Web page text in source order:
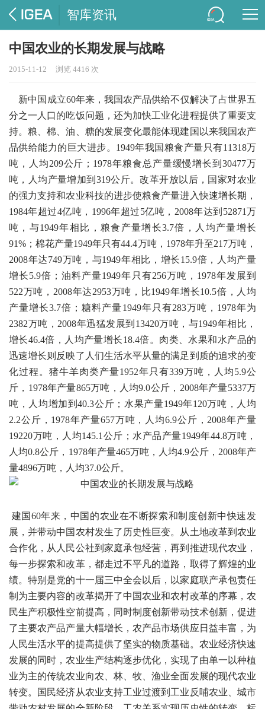
智库资讯
中国农业的长期发展与战略
2015-11-12 浏览 4416 次
新中国成立60年来，我国农产品供给不仅解决了占世界五
分之一人口的吃饭问题，还为加快工业化进程提供了重要支
持。粮、棉、油、糖的发展变化最能体现建国以来我国农产
品供给能力的巨大进步。1949年我国粮食产量只有11318万
吨，人均209公斤；1978年粮食总产量缓慢增长到30477万
吨，人均产量增加到319公斤。改革开放以后，国家对农业
的强力支持和农业科技的进步使粮食产量进入快速增长期，
1984年超过4亿吨，1996年超过5亿吨，2008年达到52871万
吨，与1949年相比，粮食产量增长3.7倍，人均产量增长
91%；棉花产量1949年只有44.4万吨，1978年升至217万吨，
2008年达749万吨，与1949年相比，增长15.9倍，人均产量
增长5.9倍；油料产量1949年只有256万吨，1978年发展到
522万吨，2008年达2953万吨，比1949年增长10.5倍，人均
产量增长3.7倍；糖料产量1949年只有283万吨，1978年为
2382万吨，2008年迅猛发展到13420万吨，与1949年相比，
增长46.4倍，人均产量增长18.4倍。肉类、水果和水产品的
迅速增长则反映了人们生活水平从量的满足到质的追求的变
化过程。猪牛羊肉类产量1952年只有339万吨，人均5.9公
斤，1978年产量865万吨，人均9.0公斤，2008年产量5337万
吨，人均增加到40.3公斤；水果产量1949年120万吨，人均
2.2公斤，1978年产量657万吨，人均6.9公斤，2008年产量
19220万吨，人均145.1公斤；水产品产量1949年44.8万吨，
人均0.8公斤，1978年产量465万吨，人均4.9公斤，2008年产
量4896万吨，人均37.0公斤。
建国60年来，中国的农业在不断探索和制度创新中快速发
展，并带动中国农村发生了历史性巨变。从土地改革到农业
合作化，从人民公社到家庭承包经营，再到推进现代农业，
每一步探索和改革，都走过不平凡的道路，取得了辉煌的业
绩。特别是党的十一届三中全会以后，以家庭联产承包责任
制为主要内容的改革揭开了中国农业和农村改革的序幕，农
民生产积极性空前提高，同时制度创新带动技术创新，促进
了主要农产品产量大幅增长，农产品市场供应日益丰富，为
人民生活水平的提高提供了坚实的物质基础。农业经济快速
发展的同时，农业生产结构逐步优化，实现了由单一以种植
业为主的传统农业向农、林、牧、渔业全面发展的现代农业
转变。国民经济从农业支持工业过渡到工业反哺农业、城市